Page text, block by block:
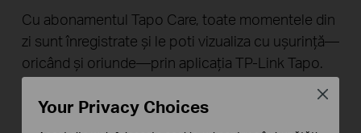
Cu abonamentul Tapo Care, toate momentele din
zi sunt înregistrate și le poti vizualiza cu ușurință—
oricând și oriunde—prin aplicația TP-Link Tapo.
Clipurile înregistrate sunt salvate în cloud timp de
30 de zile** pentru a fi accesate oricând,
Your Privacy Choices
Close